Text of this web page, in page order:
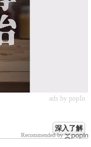
ads by popIn
深入了解
Recommended by